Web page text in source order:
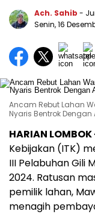
Ach. Sahib -
Senin, 16
Ancam Rebut Lahan
Nyaris Bentrok
HARIAN LOMBOK
Kebijakan (ITK)
III Pelabuhan Gili
2024. Ratusan
pemilik lahan,
menagih